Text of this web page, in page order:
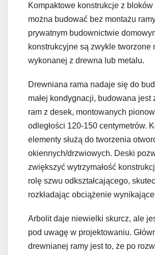
Kompaktowe konstrukcje z bloków
można budować bez montażu
prywatnym budownictwie
konstrukcyjne są zwykle tworzone
wykonanej z drewna lub metalu.
Drewniana rama nadaje się do
małej kondygnacji, budowana jest
ram z desek, montowanych
odległości 120-150 centymetrów.
elementy służą do tworzenia
okiennych/drzwiowych. Deski
zwiększyć wytrzymałość
rolę szwu odkształcającego,
rozkładając obciążenie
Arbolit daje niewielki skurcz, ale
pod uwagę w projektowaniu.
drewnianej ramy jest to, że po